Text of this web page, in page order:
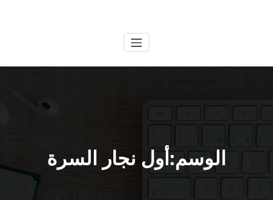
الوسم:أول نجار السرة